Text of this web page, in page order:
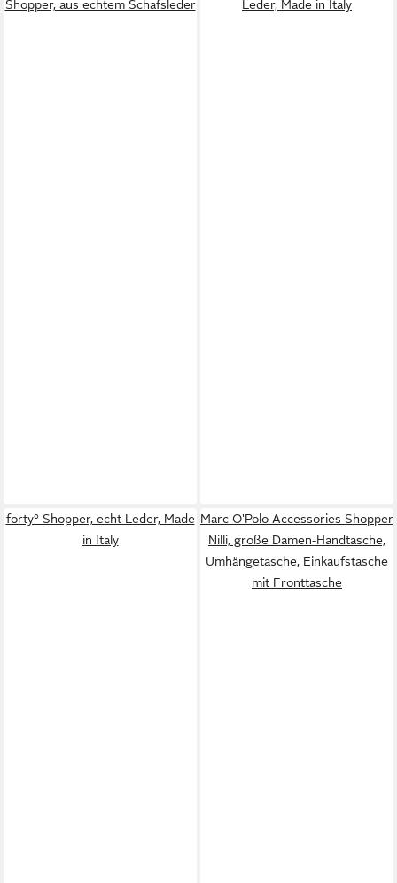
Shopper, aus echtem Schafsleder
Leder, Made in Italy
forty° Shopper, echt Leder, Made
in Italy
Marc O'Polo Accessories Shopper
Nilli, große Damen-Handtasche,
Umhängetasche, Einkaufstasche
mit Fronttasche